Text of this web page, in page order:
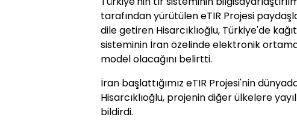
tarafından yürütülen eTIR Projesi
dile getiren Hisarcıklıoğlu, Türkiye'de
sisteminin İran özelinde elektronik
model olacağını belirtti.
İran başlattığımız eTIR Projesi'nin
Hisarcıklıoğlu, projenin diğer ülkelere
bildirdi.